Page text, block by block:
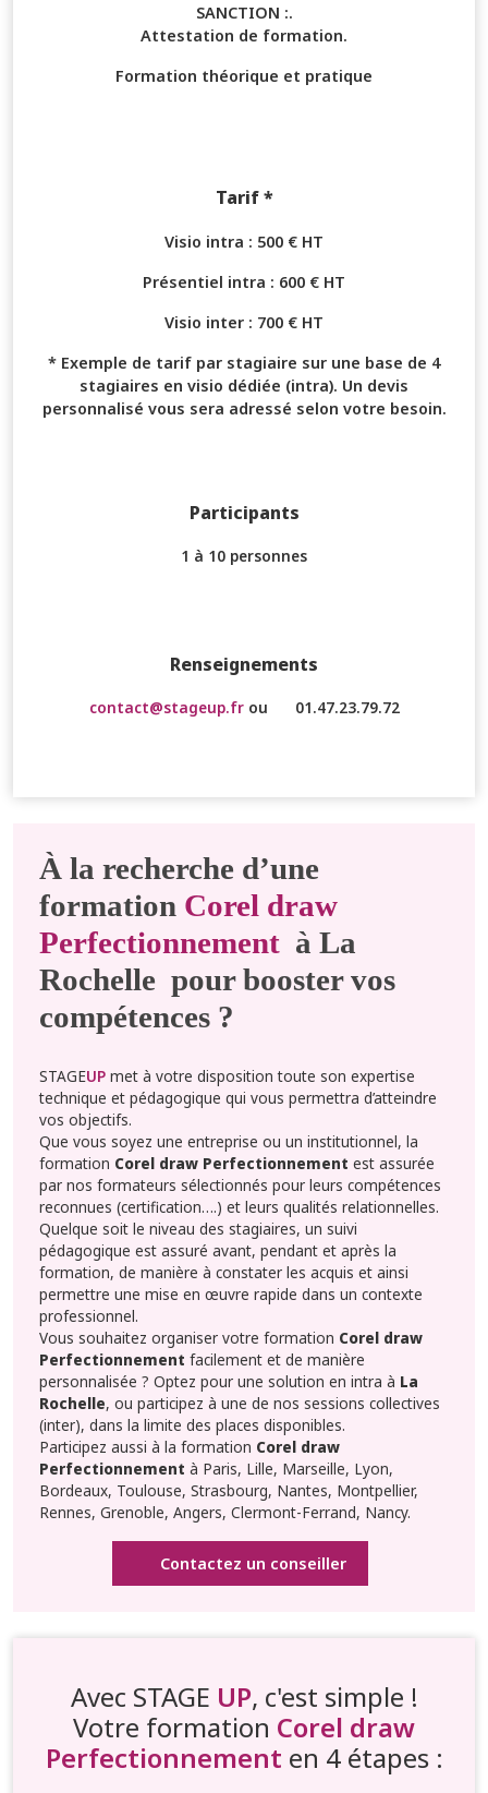
SANCTION :.
Attestation de formation.
Formation théorique et pratique
Tarif *
Visio intra : 500 € HT
Présentiel intra : 600 € HT
Visio inter : 700 € HT
* Exemple de tarif par stagiaire sur une base de 4
stagiaires en visio dédiée (intra). Un devis
personnalisé vous sera adressé selon votre besoin.
Participants
1 à 10 personnes
Renseignements
contact@stageup.frou 01.47.23.79.72
À la recherche d’une
formation Corel draw
Perfectionnement à La
Rochelle pour booster vos
compétences ?
STAGEUP met à votre disposition toute son expertise
technique et pédagogique qui vous permettra d’atteindre
vos objectifs.
Que vous soyez une entreprise ou un institutionnel, la
formation Corel draw Perfectionnement est assurée
par nos formateurs sélectionnés pour leurs compétences
reconnues (certification….) et leurs qualités relationnelles.
Quelque soit le niveau des stagiaires, un suivi
pédagogique est assuré avant, pendant et après la
formation, de manière à constater les acquis et ainsi
permettre une mise en œuvre rapide dans un contexte
professionnel.
Vous souhaitez organiser votre formation Corel draw
Perfectionnement facilement et de manière
personnalisée ? Optez pour une solution en intra à La
Rochelle, ou participez à une de nos sessions collectives
(inter), dans la limite des places disponibles.
Participez aussi à la formation Corel draw
Perfectionnement à Paris, Lille, Marseille, Lyon,
Bordeaux, Toulouse, Strasbourg, Nantes, Montpellier,
Rennes, Grenoble, Angers, Clermont-Ferrand, Nancy.
Contactez un conseiller
Avec STAGE UP, c'est simple !
Votre formation Corel draw
Perfectionnement en 4 étapes :